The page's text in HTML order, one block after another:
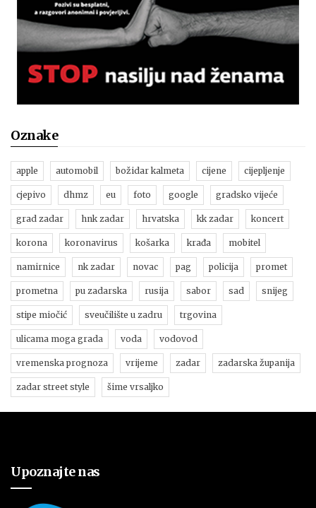
Oznake
apple automobil božidar kalmeta cijene cijepljenje
cjepivo dhmz eu foto google gradsko vijeće
grad zadar hnk zadar hrvatska kk zadar koncert
korona koronavirus košarka krađa mobitel
namirnice nk zadar novac pag policija promet
prometna pu zadarska rusija sabor sad snijeg
stipe miočić sveučilište u zadru trgovina
ulicama moga grada voda vodovod
vremenska prognoza vrijeme zadar zadarska županija
zadar street style šime vrsaljko
Upoznajte nas